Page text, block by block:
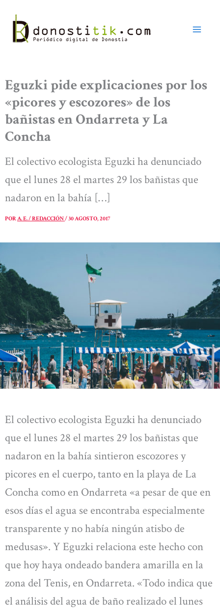
contenido
Eguzki pide explicaciones por los
«picores y escozores» de los
bañistas en Ondarreta y La
Concha
El colectivo ecologista Eguzki ha denunciado
que el lunes 28 el martes 29 los bañistas que
nadaron en la bahía […]
PORA. E. / REDACCIÓN/30 AGOSTO, 2017
El colectivo ecologista Eguzki ha denunciado
que el lunes 28 el martes 29 los bañistas que
nadaron en la bahía sintieron escozores y
picores en el cuerpo, tanto en la playa de La
Concha como en Ondarreta «a pesar de que en
esos días el agua se encontraba especialmente
transparente y no había ningún atisbo de
medusas». Y Eguzki relaciona este hecho con
que hoy haya ondeado bandera amarilla en la
zona del Tenis, en Ondarreta. «Todo indica que
el análisis del agua de baño realizado el lunes